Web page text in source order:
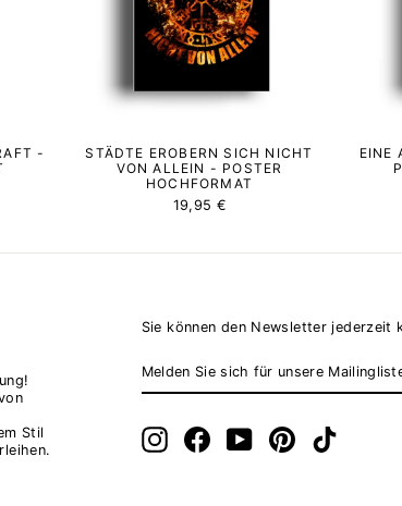
-
STÄDTE EROBERN SICH NICHT
VON ALLEIN - POSTER
HOCHFORMAT
19,95 €
EINE
Stil
Sie können den Newsletter jederzeit
SIE
MAILINGLISTE
AN
InstagramFacebookYouTubePinterestTikTok